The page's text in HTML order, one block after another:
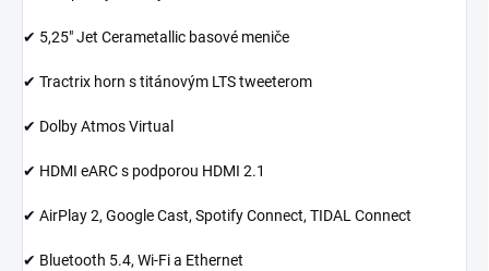
✔ 5,25" Jet Cerametallic basové meniče
✔ Tractrix horn s titánovým LTS tweeterom
✔ Dolby Atmos Virtual
✔ HDMI eARC s podporou HDMI 2.1
✔ AirPlay 2, Google Cast, Spotify Connect, TIDAL Connect
✔ Bluetooth 5.4, Wi-Fi a Ethernet